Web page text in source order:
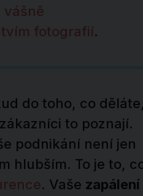
vášně
fotografií.
do toho, co
to poznají.
podnikání není jen
hlubším. To je to,
. Vaše zapálení